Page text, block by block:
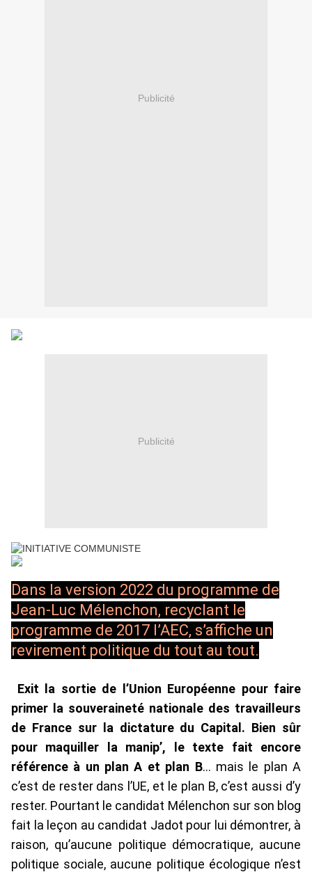
Publicité
Publicité
Dans la version 2022 du programme de
Jean-Luc Mélenchon, recyclant le
programme de 2017 l’AEC, s’affiche un
revirement politique du tout au tout.
Exit la sortie de l’Union Européenne pour faire
primer la souveraineté nationale des travailleurs
de France sur la dictature du Capital. Bien sûr
pour maquiller la manip’, le texte fait encore
référence à un plan A et plan B… mais le plan A
c’est de rester dans l’UE, et le plan B, c’est aussi d’y
rester. Pourtant le candidat Mélenchon sur son blog
fait la leçon au candidat Jadot pour lui démontrer, à
raison, qu’aucune politique démocratique, aucune
politique sociale, aucune politique écologique n’est